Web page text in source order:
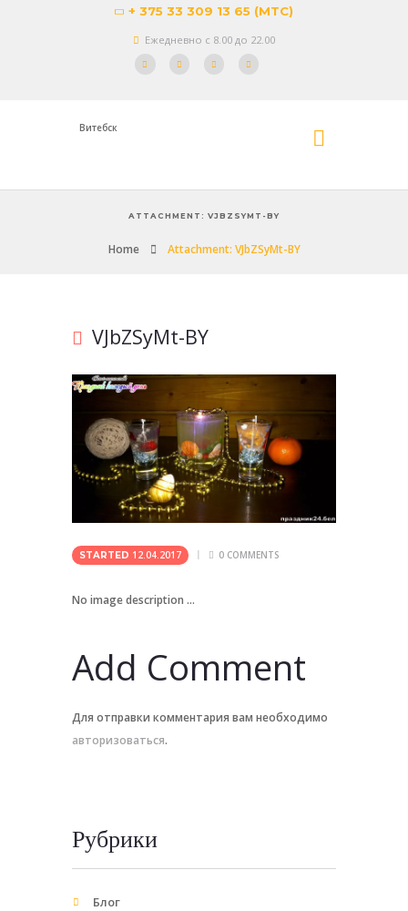
+ 375 33 309 13 65 (МТС)
Ежедневно с 8.00 до 22.00
Витебск
ATTACHMENT: VJBZSYMT-BY
Home Attachment: VJbZSyMt-BY
VJbZSyMt-BY
STARTED 12.04.2017 0COMMENTS
No image description ...
Add Comment
Для отправки комментария вам необходимо
авторизоваться.
Рубрики
Блог